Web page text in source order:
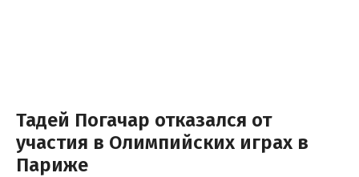
Тадей Погачар отказался от
участия в Олимпийских играх в
Париже